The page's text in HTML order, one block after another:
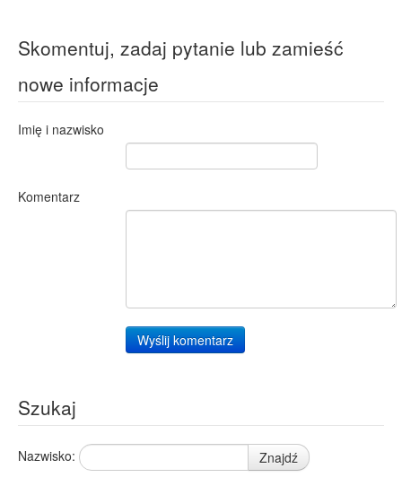
Skomentuj, zadaj pytanie lub zamieść
nowe informacje
Imię i nazwisko
Komentarz
Wyślij komentarz
Szukaj
Nazwisko: Znajdź